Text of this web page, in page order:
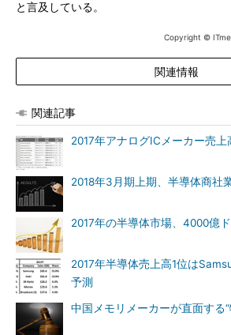
と言及している。
Copyright ©
関連情報
関連記事
2017年アナログICメーカー売上
2018年3月期上期、半導体商社
2017年の半導体市場、4000億
2017年半導体売上高1位は
予測
中国メモリメーカーが直面する